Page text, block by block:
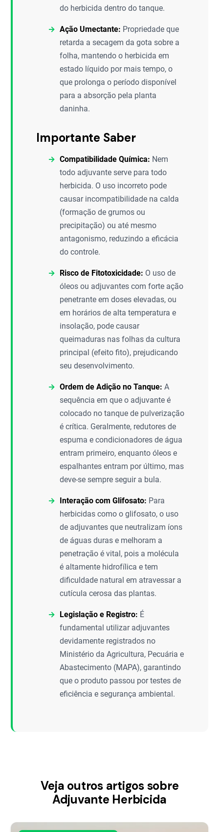
do herbicida dentro do tanque.
Ação Umectante: Propriedade que
retarda a secagem da gota sobre a
folha, mantendo o herbicida em
estado líquido por mais tempo, o
que prolonga o período disponível
para a absorção pela planta
daninha.
Importante Saber
Compatibilidade Química: Nem
todo adjuvante serve para todo
herbicida. O uso incorreto pode
causar incompatibilidade na calda
(formação de grumos ou
precipitação) ou até mesmo
antagonismo, reduzindo a eficácia
do controle.
Risco de Fitotoxicidade: O uso de
óleos ou adjuvantes com forte ação
penetrante em doses elevadas, ou
em horários de alta temperatura e
insolação, pode causar
queimaduras nas folhas da cultura
principal (efeito fito), prejudicando
seu desenvolvimento.
Ordem de Adição no Tanque: A
sequência em que o adjuvante é
colocado no tanque de pulverização
é crítica. Geralmente, redutores de
espuma e condicionadores de água
entram primeiro, enquanto óleos e
espalhantes entram por último, mas
deve-se sempre seguir a bula.
Interação com Glifosato: Para
herbicidas como o glifosato, o uso
de adjuvantes que neutralizam íons
de águas duras e melhoram a
penetração é vital, pois a molécula
é altamente hidrofílica e tem
dificuldade natural em atravessar a
cutícula cerosa das plantas.
Legislação e Registro: É
fundamental utilizar adjuvantes
devidamente registrados no
Ministério da Agricultura, Pecuária e
Abastecimento (MAPA), garantindo
que o produto passou por testes de
eficiência e segurança ambiental.
Veja outros artigos sobre
Adjuvante Herbicida